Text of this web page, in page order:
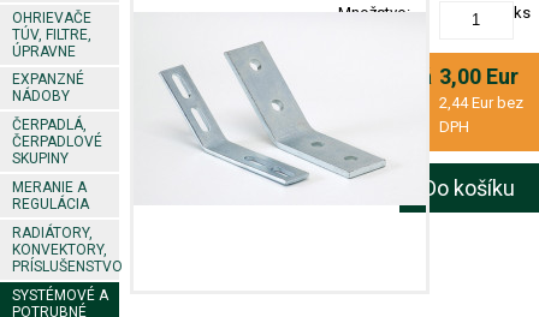
OHRIEVAČE
TÚV, FILTRE,
ÚPRAVNE
EXPANZNÉ
NÁDOBY
ČERPADLÁ,
ČERPADLOVÉ
SKUPINY
MERANIE A
REGULÁCIA
RADIÁTORY,
KONVEKTORY,
PRÍSLUŠENSTVO
SYSTÉMOVÉ A
POTRUBNÉ
Množstvo:
ks
Konečná 3,00 Eur
2,44 Eur bez
DPH
Do košíku